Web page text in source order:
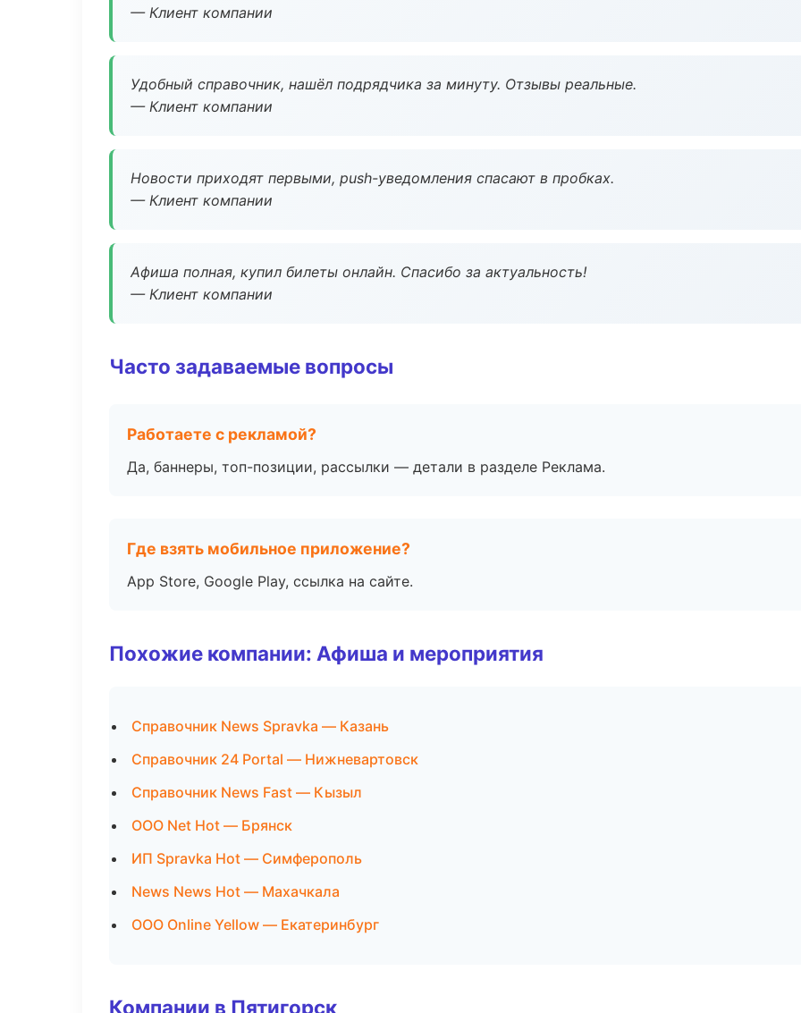
— Клиент компании
Удобный справочник, нашёл подрядчика за минуту. Отзывы реальные.
— Клиент компании
Новости приходят первыми, push-уведомления спасают в пробках.
— Клиент компании
Афиша полная, купил билеты онлайн. Спасибо за актуальность!
— Клиент компании
Часто задаваемые вопросы
Работаете с рекламой?
Да, баннеры, топ-позиции, рассылки — детали в разделе Реклама.
Где взять мобильное приложение?
App Store, Google Play, ссылка на сайте.
Похожие компании: Афиша и мероприятия
Справочник News Spravka — Казань
Справочник 24 Portal — Нижневартовск
Справочник News Fast — Кызыл
ООО Net Hot — Брянск
ИП Spravka Hot — Симферополь
News News Hot — Махачкала
ООО Online Yellow — Екатеринбург
Компании в Пятигорск